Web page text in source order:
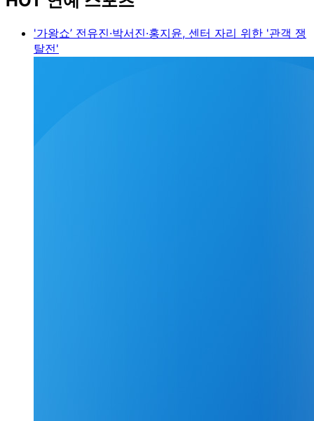
'가왕쇼’ 전유진·박서진·홍지윤, 센터 자리 위한 '관객 쟁
탈전'